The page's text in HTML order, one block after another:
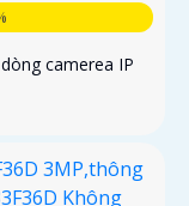
camerea IP